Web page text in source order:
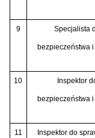
9 Specjalista
bezpieczeństwa
10 Inspektor
bezpieczeństwa
11 Inspektor do